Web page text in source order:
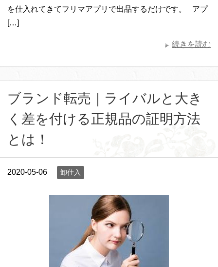
を仕入れてきてフリマアプリで出品するだけです。 アプ
[…]
続きを読む
ブランド転売｜ライバルと大き
く差を付ける正規品の証明方法
とは！
2020-05-06 卸仕入